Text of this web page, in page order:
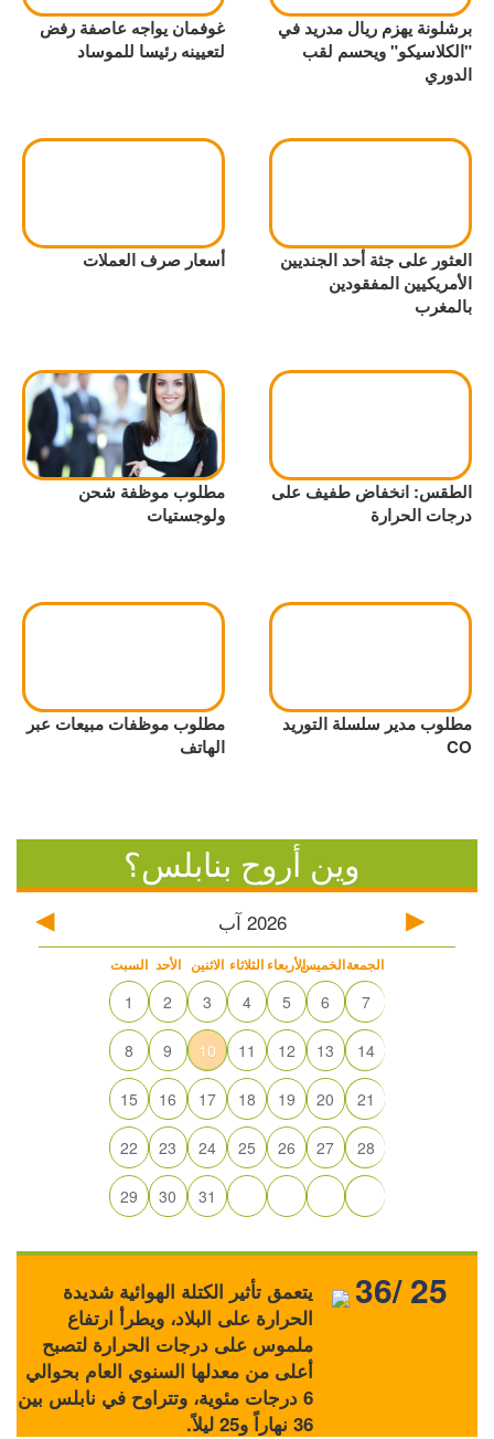
برشلونة يهزم ريال مدريد في
"الكلاسيكو" ويحسم لقب
الدوري
غوفمان يواجه عاصفة رفض
لتعيينه رئيسا للموساد
العثور على جثة أحد الجنديين
الأمريكيين المفقودين
بالمغرب
أسعار صرف العملات
الطقس: انخفاض طفيف على
درجات الحرارة
مطلوب موظفة شحن
ولوجستيات
مطلوب مدير سلسلة التوريد
CO
مطلوب موظفات مبيعات عبر
الهاتف
وين أروح بنابلس؟
2026 آب
السبت الأحد الاثنين الثلاثاء الأربعاءالخميسالجمعة
1 2 3 4 5 6 7
8 9 10 11 12 13 14
15 16 17 18 19 20 21
22 23 24 25 26 27 28
29 30 31
يتعمق تأثير الكتلة الهوائية شديدة
الحرارة على البلاد، ويطرأ ارتفاع
ملموس على درجات الحرارة لتصبح
أعلى من معدلها السنوي العام بحوالي
6 درجات مئوية، وتتراوح في نابلس بين
36 نهاراً و25 ليلاً.
36/ 25